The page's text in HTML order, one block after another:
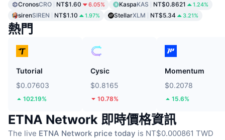
CronosCRO NT$1.60 6.05% KaspaKAS NT$0.8621 1.24%
sirenSIREN NT$1.10 1.97% StellarXLM NT$5.34 3.21%
熱門
Tutorial
$0.07603
102.19%
Cysic
$0.8165
10.78%
Momentum
$0.2078
15.6%
ETNA Network 即時價格資訊
The live ETNA Network price today is NT$0.000861 TWD